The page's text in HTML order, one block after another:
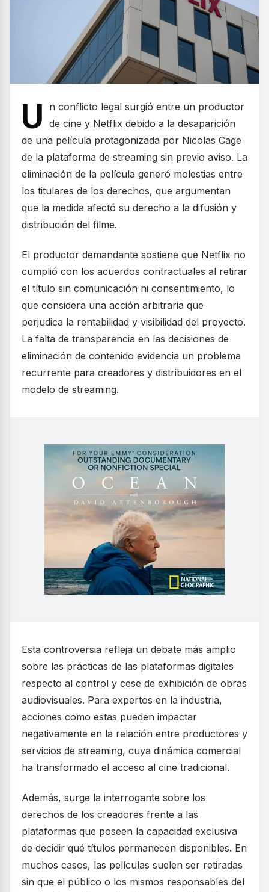
U
n conflicto legal surgió entre un productor
de cine y Netflix debido a la desaparición
de una película protagonizada por Nicolas Cage
de la plataforma de streaming sin previo aviso. La
eliminación de la película generó molestias entre
los titulares de los derechos, que argumentan
que la medida afectó su derecho a la difusión y
distribución del filme.
El productor demandante sostiene que Netflix no
cumplió con los acuerdos contractuales al retirar
el título sin comunicación ni consentimiento, lo
que considera una acción arbitraria que
perjudica la rentabilidad y visibilidad del proyecto.
La falta de transparencia en las decisiones de
eliminación de contenido evidencia un problema
recurrente para creadores y distribuidores en el
modelo de streaming.
Esta controversia refleja un debate más amplio
sobre las prácticas de las plataformas digitales
respecto al control y cese de exhibición de obras
audiovisuales. Para expertos en la industria,
acciones como estas pueden impactar
negativamente en la relación entre productores y
servicios de streaming, cuya dinámica comercial
ha transformado el acceso al cine tradicional.
Además, surge la interrogante sobre los
derechos de los creadores frente a las
plataformas que poseen la capacidad exclusiva
de decidir qué títulos permanecen disponibles. En
muchos casos, las películas suelen ser retiradas
sin que el público o los mismos responsables del